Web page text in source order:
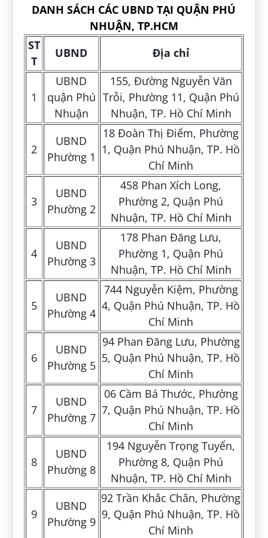
DANH SÁCH CÁC UBND TẠI QUẬN PHÚ
NHUẬN, TP.HCM
ST
T
UBND Địa chỉ
1
UBND
quận Phú
Nhuận
155, Đường Nguyễn Văn
Trỗi, Phường 11, Quận Phú
Nhuận, TP. Hồ Chí Minh
2
UBND
Phường 1
18 Đoàn Thị Điểm, Phường
1, Quận Phú Nhuận, TP. Hồ
Chí Minh
3
UBND
Phường 2
458 Phan Xích Long,
Phường 2, Quận Phú
Nhuận, TP. Hồ Chí Minh
4
UBND
Phường 3
178 Phan Đăng Lưu,
Phường 1, Quận Phú
Nhuận, TP. Hồ Chí Minh
5
UBND
Phường 4
744 Nguyễn Kiệm, Phường
4, Quận Phú Nhuận, TP. Hồ
Chí Minh
6
UBND
Phường 5
94 Phan Đăng Lưu, Phường
5, Quận Phú Nhuận, TP. Hồ
Chí Minh
7
UBND
Phường 7
06 Cầm Bá Thước, Phường
7, Quận Phú Nhuận, TP. Hồ
Chí Minh
8
UBND
Phường 8
194 Nguyễn Trọng Tuyển,
Phường 8, Quận Phú
Nhuận, TP. Hồ Chí Minh
9
UBND
Phường 9
92 Trần Khắc Chân, Phường
9, Quận Phú Nhuận, TP. Hồ
Chí Minh